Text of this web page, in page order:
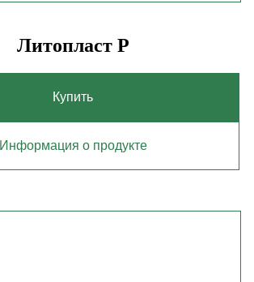
Литопласт Р
Купить
Информация о продукте